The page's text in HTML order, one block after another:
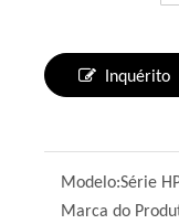
Inquérito
Modelo:Série
Marca do